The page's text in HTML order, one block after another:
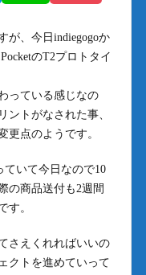
が、今日indiegogoか
のT2プロトタイ
っている感じなの
ントがなされた事、
更点のようです。
いて今日なので10
の商品送付も2週間
す。
さえくれればいいの
クトを進めていって